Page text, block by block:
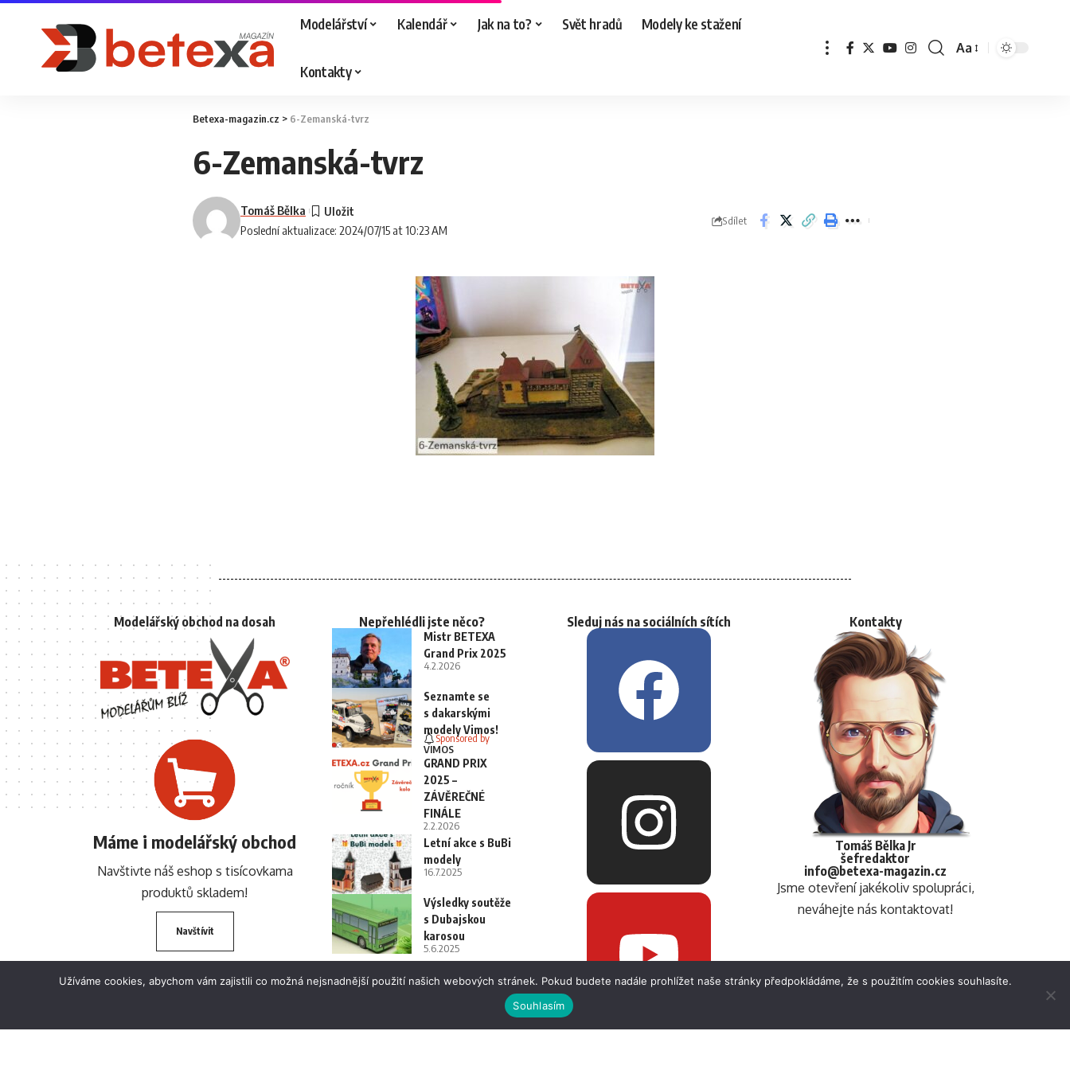
Modelářství Kalendář Jak na to? Svět hradů Modely ke stažení
Kontakty
Aa
Betexa-magazin.cz > 6-Zemanská-tvrz
6-Zemanská-tvrz
Poslední aktualizace: 2024/07/15 at 10:23 AM
Tomáš Bělka
Sdílet
Modelářský obchod na dosah
Máme i modelářský obchod
Navštivte náš eshop s tisícovkama
produktů skladem!
Navštívit
Nepřehlédli jste něco?
Mistr BETEXA
Grand Prix 2025
4.2.2026
Seznamte se
s dakarskými
modely Vimos!
Sponsored by
VIMOS
GRAND PRIX
2025 –
ZÁVĚREČNÉ
FINÁLE
2.2.2026
Letní akce s BuBi
modely
16.7.2025
Výsledky soutěže
s Dubajskou
karosou
5.6.2025
Sleduj nás na sociálních sítích Kontakty
Tomáš Bělka Jr
šefredaktor
info@betexa-magazin.cz
Jsme otevření jakékoliv spolupráci,
neváhejte nás kontaktovat!
Užíváme cookies, abychom vám zajistili co možná nejsnadnější použití našich webových stránek. Pokud budete nadále prohlížet naše stránky předpokládáme, že s použitím cookies souhlasíte.
Souhlasím